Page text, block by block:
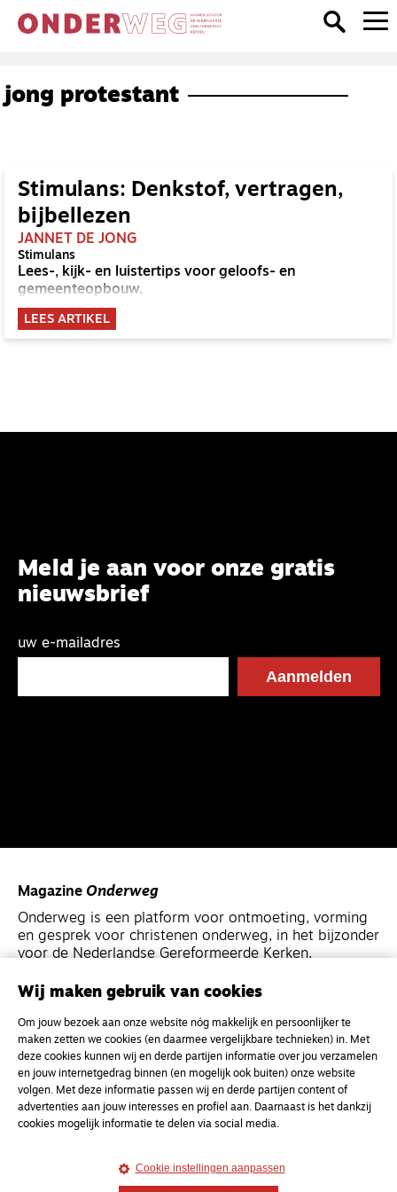
jong protestant
Stimulans: Denkstof, vertragen,
bijbellezen
JANNET DE JONG
Stimulans
Lees-, kijk- en luistertips voor geloofs- en
gemeenteopbouw.
LEES ARTIKEL
Meld je aan voor onze gratis
nieuwsbrief
uw e-mailadres
Magazine Onderweg
Onderweg is een platform voor ontmoeting, vorming
en gesprek voor christenen onderweg, in het bijzonder
voor de Nederlandse Gereformeerde Kerken.
MagazineOnderweg
Kvk-nummer 33277063
NL46 INGB 0117 5827 86
info@onderwegonline.nl
Wij maken gebruik van cookies
Om jouw bezoek aan onze website nóg makkelijk en persoonlijker te
maken zetten we cookies (en daarmee vergelijkbare technieken) in. Met
deze cookies kunnen wij en derde partijen informatie over jou verzamelen
en jouw internetgedrag binnen (en mogelijk ook buiten) onze website
volgen. Met deze informatie passen wij en derde partijen content of
advertenties aan jouw interesses en profiel aan. Daarnaast is het dankzij
cookies mogelijk informatie te delen via social media.
Cookie instellingen aanpassen